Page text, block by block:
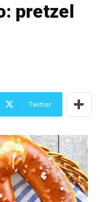
pretzel
Twitter